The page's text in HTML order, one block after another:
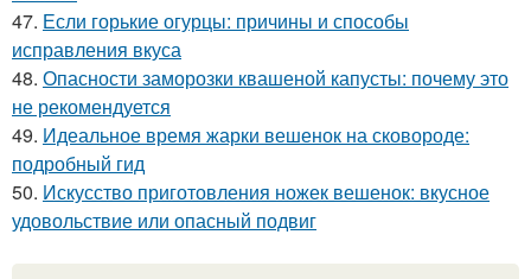
47. Если горькие огурцы: причины и способы
исправления вкуса
48. Опасности заморозки квашеной капусты: почему это
не рекомендуется
49. Идеальное время жарки вешенок на сковороде:
подробный гид
50. Искусство приготовления ножек вешенок: вкусное
удовольствие или опасный подвиг